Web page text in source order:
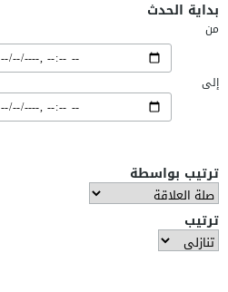
بداية الحدث
من
إلى
ترتيب بواسطة
ترتيب